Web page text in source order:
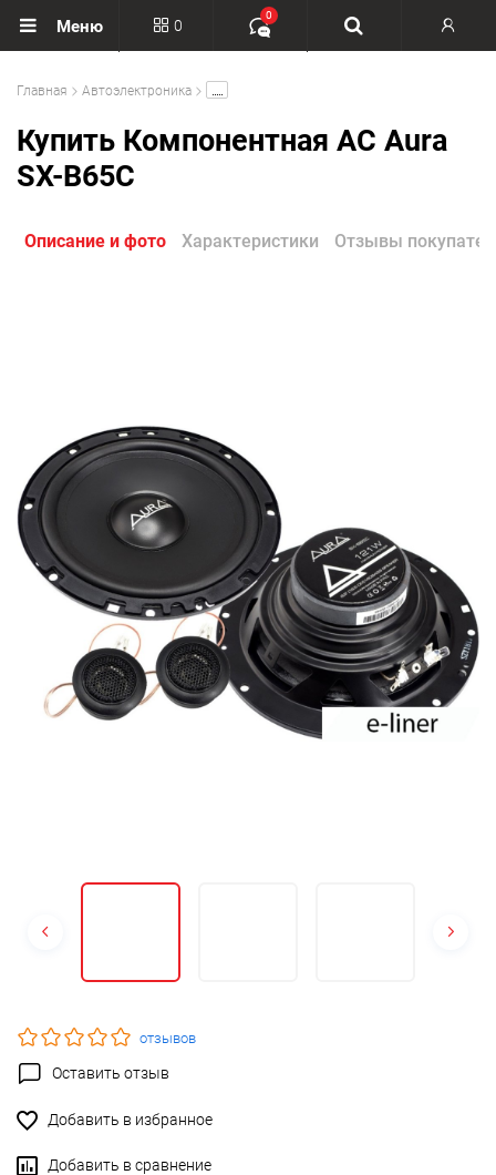
Меню 0
0
Главная Автоэлектроника
Купить Компонентная АС Aura
SX-B65C
Описание и фото Характеристики Отзывы
отзывов
Оставить отзыв
Добавить в избранное
Добавить в сравнение